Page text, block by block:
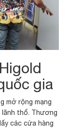
gia
mở rộng mạng
lãnh thổ. Thương
các cửa hàng